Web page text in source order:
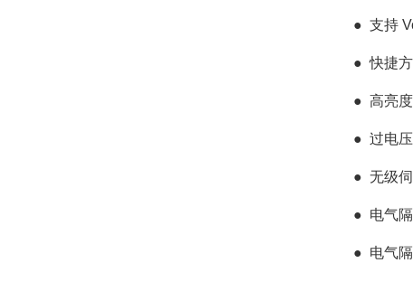
● 支持
●快捷
● 高亮
● 过电
● 无级
● 电气
● 电气